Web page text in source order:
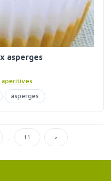
asperges
apéritives
asperges
... 11 >